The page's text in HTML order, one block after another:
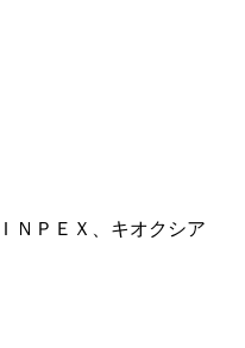
ＮＰＥＸ、キオクシア